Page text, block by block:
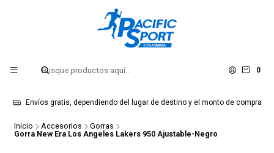
0
Envíos gratis, dependiendo del lugar de destino y el monto de compra
Inicio Accesorios
Gorras
Gorra New Era Los Angeles Lakers 950 Ajustable-Negro